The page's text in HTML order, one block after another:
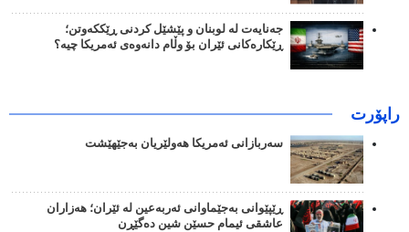
جەنایەت لە لوبنان و پێشێل کردنی ڕێککەوتن؛
ڕێکارەکانی ئێران بۆ وڵام دانەوەی ئەمریکا چیە؟
راپۆرت
سەربازانی ئەمریکا هەولێریان بەجێهێشت
ڕێپێوانی بەجێماوانی ئەربەعین لە ئێران؛ هەزاران
عاشقی ئیمام حسێن شین دەگێڕن